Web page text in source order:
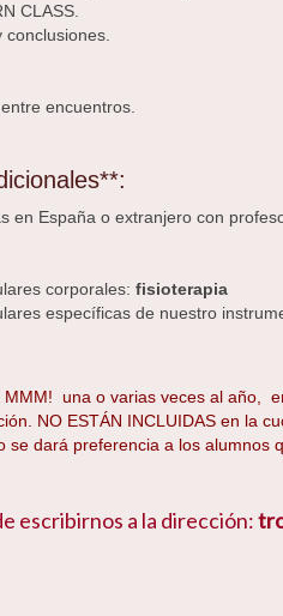
CLASS.
encuentros.
en España o extranjero con
corporales: fisioterapia
específicas de nuestro
una o varias veces al año,
NO ESTÁN INCLUIDAS en la
se dará preferencia a los alumnos
escribirnos a la dirección: